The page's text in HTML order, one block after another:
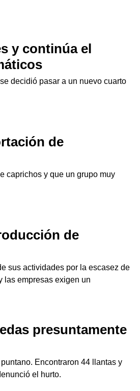
y continúa el
decidió pasar a un nuevo cuarto
de
caprichos y que un grupo muy
de
sus actividades por la escasez de
las empresas exigen un
presuntamente
Encontraron 44 llantas y
el hurto.